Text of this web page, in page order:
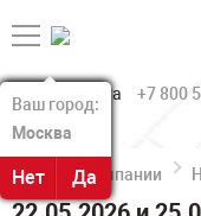
Ваш город:
Москва
Нет Да
Ваш город:
Москва
Нет Да
+7 800
О компании